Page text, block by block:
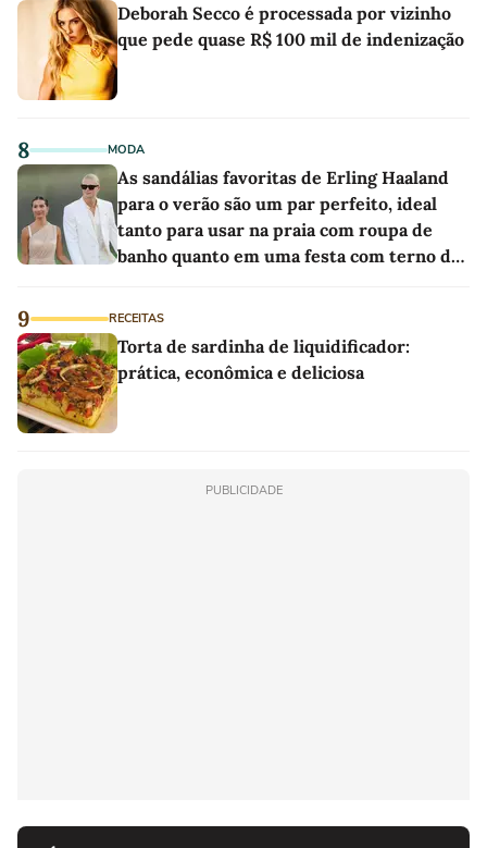
Deborah Secco é processada por vizinho
que pede quase R$ 100 mil de indenização
8 MODA
As sandálias favoritas de Erling Haaland
para o verão são um par perfeito, ideal
tanto para usar na praia com roupa de
banho quanto em uma festa com terno de
9 RECEITAS
Torta de sardinha de liquidificador:
prática, econômica e deliciosa
PUBLICIDADE